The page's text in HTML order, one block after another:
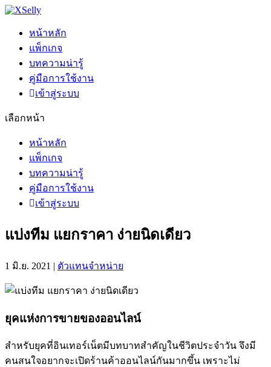
หน้าหลัก
แพ็กเกจ
บทความน่ารู้
คู่มือการใช้งาน
เข้าสู่ระบบ
เลือกหน้า
หน้าหลัก
แพ็กเกจ
บทความน่ารู้
คู่มือการใช้งาน
เข้าสู่ระบบ
แบ่งทีม แยกราคา ง่ายนิดเดียว
1 มิ.ย. 2021 | ตัวแทนจำหน่าย
ยุคแห่งการขายของออนไลน์
สำหรับยุคที่อินเทอร์เน็ตมีบทบาทสำคัญในชีวิตประจำวัน จึงมี
คนสนใจอยากจะเปิดร้านค้าออนไลน์กันมากขึ้น เพราะไม่